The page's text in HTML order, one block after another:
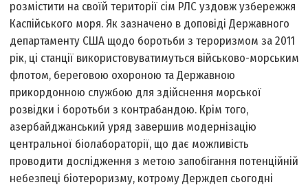
розмістити на своїй території сім РЛС уздовж узбережжя
Каспійського моря. Як зазначено в доповіді Державного
департаменту США щодо боротьби з тероризмом за 2011
рік, ці станції використовуватимуться військово-морським
флотом, береговою охороною та Державною
прикордонною службою для здійснення морської
розвідки і боротьби з контрабандою. Крім того,
азербайджанський уряд завершив модернізацію
центральної біолабораторії, що дає можливість
проводити дослідження з метою запобігання потенційній
небезпеці біотероризму, котрому Держдеп сьогодні